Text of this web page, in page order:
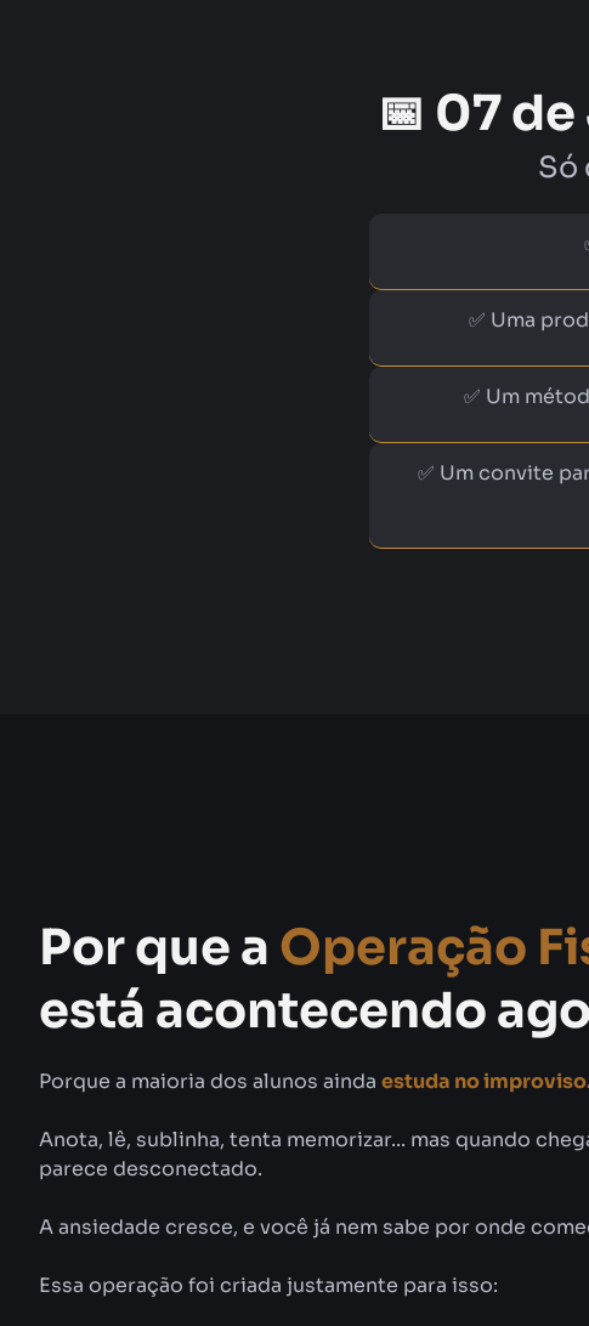
📅 07
Só
✅ Uma
✅ Um
✅ Um convite
Por que a Operação
está acontecendo
Porque a maioria dos alunos ainda estuda no
Anota, lê, sublinha, tenta memorizar... mas quando
parece desconectado.
A ansiedade cresce, e você já nem sabe por onde
Essa operação foi criada justamente para isso: